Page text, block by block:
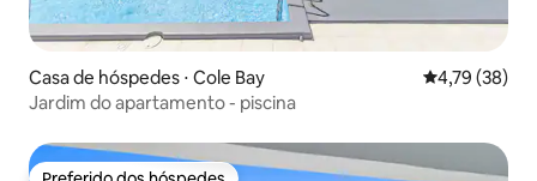
Casa de hóspedes ⋅ Cole Bay 4,79 de uma
4,79 (38)
Jardim do apartamento - piscina